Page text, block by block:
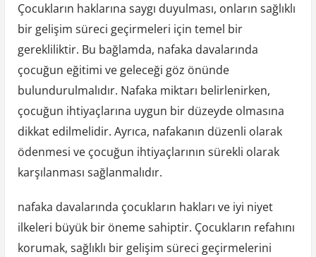
Çocukların haklarına saygı duyulması, onların sağlıklı
bir gelişim süreci geçirmeleri için temel bir
gerekliliktir. Bu bağlamda, nafaka davalarında
çocuğun eğitimi ve geleceği göz önünde
bulundurulmalıdır. Nafaka miktarı belirlenirken,
çocuğun ihtiyaçlarına uygun bir düzeyde olmasına
dikkat edilmelidir. Ayrıca, nafakanın düzenli olarak
ödenmesi ve çocuğun ihtiyaçlarının sürekli olarak
karşılanması sağlanmalıdır.
nafaka davalarında çocukların hakları ve iyi niyet
ilkeleri büyük bir öneme sahiptir. Çocukların refahını
korumak, sağlıklı bir gelişim süreci geçirmelerini